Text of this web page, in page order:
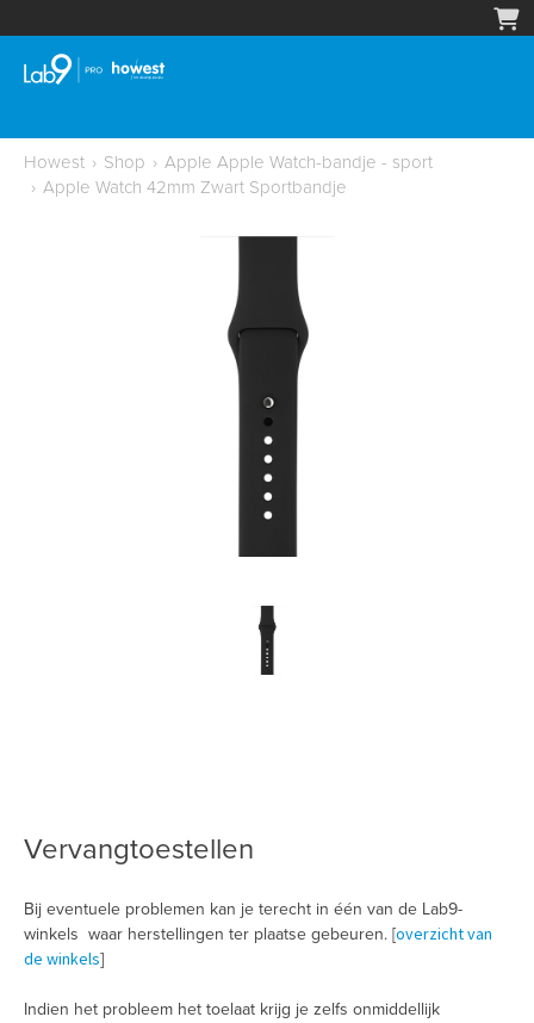
Howest › Shop › Apple Apple Watch-bandje - sport
› Apple Watch 42mm Zwart Sportbandje
Vervangtoestellen
Bij eventuele problemen kan je terecht in één van de Lab9-
winkels waar herstellingen ter plaatse gebeuren. [overzicht van
de winkels]
Indien het probleem het toelaat krijg je zelfs onmiddellijk